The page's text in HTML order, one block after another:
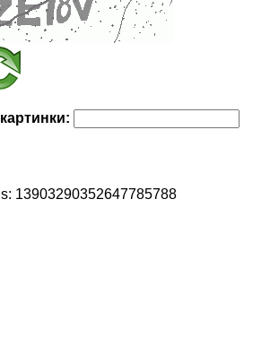
13903290352647785788